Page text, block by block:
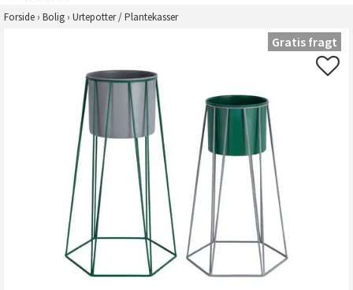
Forside › Bolig › Urtepotter / Plantekasser
Gratis fragt